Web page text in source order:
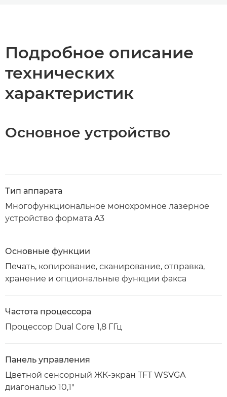
Подробное описание
технических
характеристик
Основное устройство
Тип аппарата
Многофункциональное монохромное лазерное
устройство формата A3
Основные функции
Печать, копирование, сканирование, отправка,
хранение и опциональные функции факса
Частота процессора
Процессор Dual Core 1,8 ГГц
Панель управления
Цветной сенсорный ЖК-экран TFT WSVGA
диагональю 10,1"